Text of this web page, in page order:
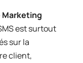
Marketing
est surtout
sur la
client,